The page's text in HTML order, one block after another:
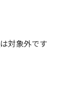
は対象外です